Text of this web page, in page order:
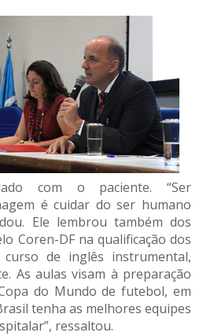
com o paciente. “Ser
é cuidar do ser humano
Ele lembrou também dos
Coren-DF na qualificação dos
de inglês instrumental,
As aulas visam à preparação
do Mundo de futebol, em
tenha as melhores equipes
ressaltou.